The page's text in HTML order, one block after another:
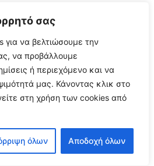
σας
για να βελτιώσουμε την
να προβάλλουμε
ή περιεχόμενο και να
μας. Κάνοντας κλικ στο
στη χρήση των cookies από
όλων Αποδοχή όλων